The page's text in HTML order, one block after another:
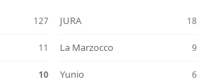
127 JURA 18
11 La Marzocco 9
10 Yunio 6